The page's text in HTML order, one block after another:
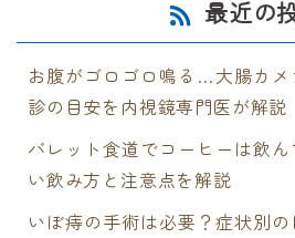
最近の
お腹がゴロゴロ鳴る…大腸カメ
診の目安を内視鏡専門医が解説
バレット食道でコーヒーは飲
い飲み方と注意点を解説
いぼ痔の手術は必要？症状別